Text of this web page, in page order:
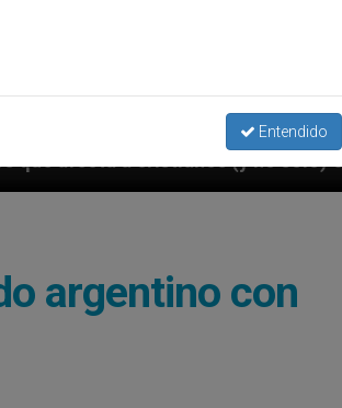
(y no sólo) en Tierra Santa
argentino con
Entendido